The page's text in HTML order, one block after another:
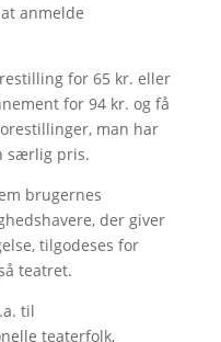
anmelde
for 65 kr. eller
for 94 kr. og få
man har
særlig pris.
brugernes
der giver
tilgodeses for
teatret.
til
teaterfolk,